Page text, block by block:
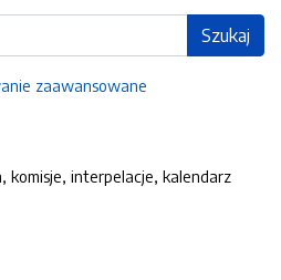
Szukaj
zaawansowane
komisje, interpelacje, kalendarz